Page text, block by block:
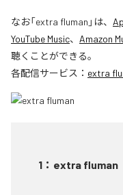
なお「extra fluman 」は、
YouTube Music、 Amazon
聴くことができる。
各配信サービス： extra
1 ： extra fluman